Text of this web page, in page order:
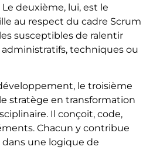
deuxième, lui, est le
au respect du cadre Scrum
susceptibles de ralentir
administratifs, techniques ou
le troisième
stratège en transformation
Il conçoit, code,
Chacun y contribue
dans une logique de